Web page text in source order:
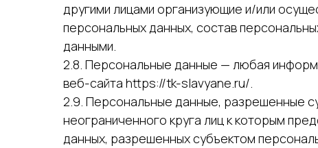
другими лицами организующие и/или
персональных данных, состав
данными.
2.8. Персональные данные — любая
веб-сайта https://tk-slavyane.ru/.
2.9. Персональные данные, разрешенные
неограниченного круга лиц к которым
данных, разрешенных субъектом